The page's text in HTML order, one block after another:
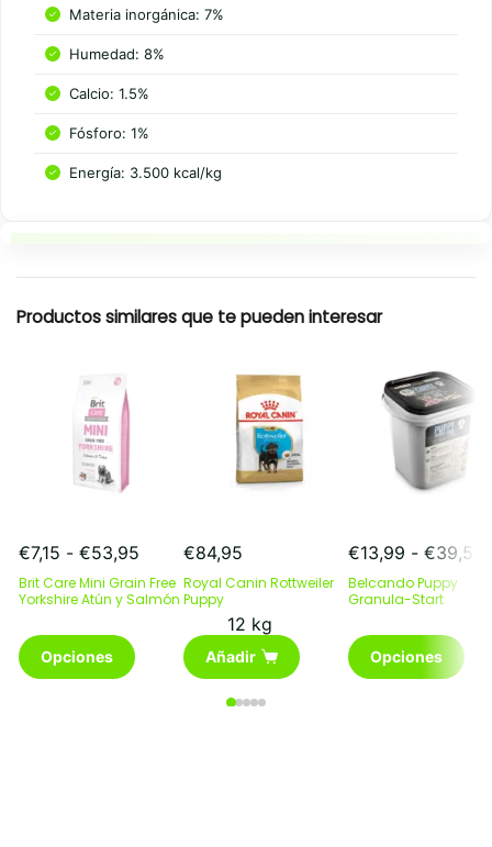
Materia inorgánica: 7%
Humedad: 8%
Calcio: 1.5%
Fósforo: 1%
Energía: 3.500 kcal/kg
Productos similares que te pueden interesar
€7,15 - €53,95 Rango
de
precios:
€53,95
Brit Care Mini Grain Free
Yorkshire Atún y Salmón
Opciones
Este
producto
€84,95
Royal Canin Rottweiler
Puppy
12 kg
Añadir
€13,99 - €39,50
Belcando Puppy
Granula-Start
Opciones
Este
producto